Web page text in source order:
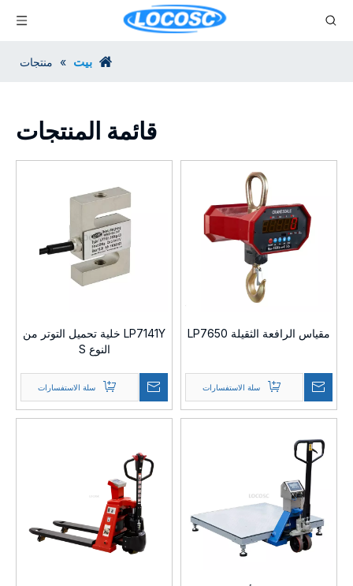
بيت » منتجات
قائمة المنتجات
مقياس الرافعة الثقيلة LP7650
سلة الاستفسارات
LP7141Y خلية تحميل التوتر من
النوع S
سلة الاستفسارات